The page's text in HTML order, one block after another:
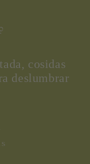
cosidas
deslumbrar